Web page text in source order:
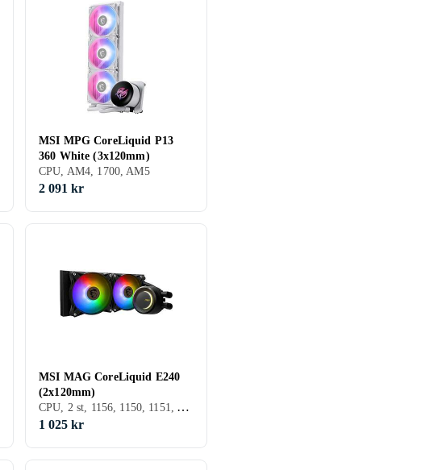
MSI MPG CoreLiquid P13
360 White (3x120mm)
CPU, AM4, 1700, AM5
2 091 kr
MSI MAG CoreLiquid E240
(2x120mm)
CPU, 2 st, 1156, 1150, 1151, AM4, 1700, AM5
1 025 kr